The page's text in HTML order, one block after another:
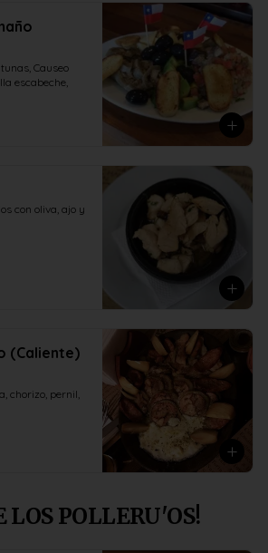
Causeo
escabeche,
con oliva, ajo y
(Caliente)
chorizo, pernil,
LOS POLLERU'OS!